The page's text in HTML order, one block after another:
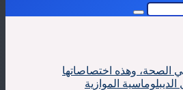
بحث
الصحة، وهذه اختصاصاتها
الموازية